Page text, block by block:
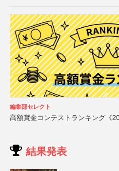
編集部セレクト
高額賞金コンテストランキング《
結果発表